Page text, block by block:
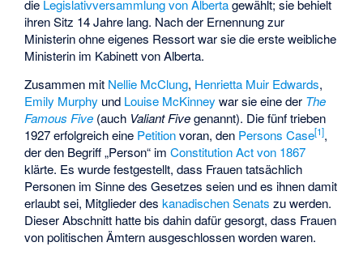
die Legislativversammlung von Albertagewählt; sie behielt
ihren Sitz 14 Jahre lang. Nach der Ernennung zur
Ministerin ohne eigenes Ressort war sie die erste weibliche
Ministerin im Kabinett von Alberta.
Zusammen mit Nellie McClung, Henrietta Muir Edwards,
Emily Murphy und Louise McKinney war sie eine der The
Famous Five (auch Valiant Fivegenannt). Die fünf trieben
1927 erfolgreich eine Petitionvoran, den Persons Case[1],
der den Begriff „Person“ imConstitution Act von 1867
klärte. Es wurde festgestellt, dass Frauen tatsächlich
Personen im Sinne des Gesetzes seien und es ihnen damit
erlaubt sei, Mitglieder deskanadischen Senats zu werden.
Dieser Abschnitt hatte bis dahin dafür gesorgt, dass Frauen
von politischen Ämtern ausgeschlossen worden waren.